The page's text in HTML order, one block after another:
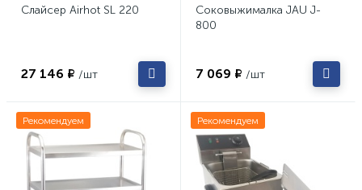
Слайсер Airhot SL 220
27 146 ₽ /шт
Соковыжималка JAU J-
800
7 069 ₽ /шт
Рекомендуем Рекомендуем